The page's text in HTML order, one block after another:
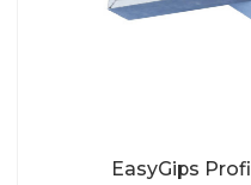
EasyGips